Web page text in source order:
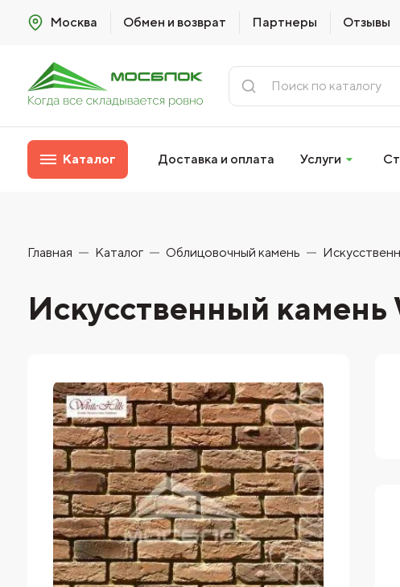
Москва Обмен и возврат Партнеры Отзывы
Каталог Доставка и оплата Услуги
Главная Каталог Облицовочный камень
Искусственный